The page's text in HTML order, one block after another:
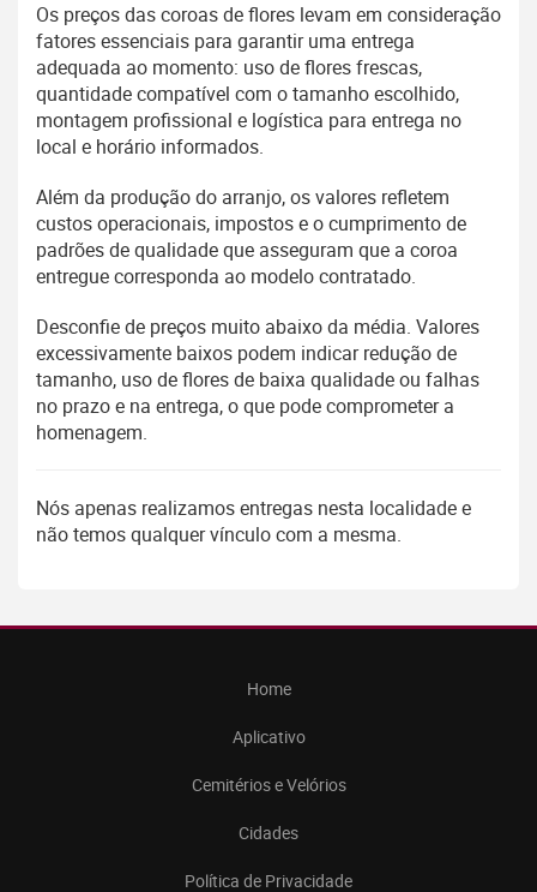
Os preços das coroas de flores levam em consideração
fatores essenciais para garantir uma entrega
adequada ao momento: uso de flores frescas,
quantidade compatível com o tamanho escolhido,
montagem profissional e logística para entrega no
local e horário informados.
Além da produção do arranjo, os valores refletem
custos operacionais, impostos e o cumprimento de
padrões de qualidade que asseguram que a coroa
entregue corresponda ao modelo contratado.
Desconfie de preços muito abaixo da média. Valores
excessivamente baixos podem indicar redução de
tamanho, uso de flores de baixa qualidade ou falhas
no prazo e na entrega, o que pode comprometer a
homenagem.
Nós apenas realizamos entregas nesta localidade e
não temos qualquer vínculo com a mesma.
Home
Aplicativo
Cemitérios e Velórios
Cidades
Política de Privacidade